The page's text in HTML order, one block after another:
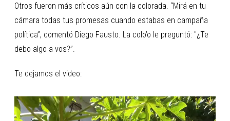
Otros fueron más críticos aún con la colorada. “Mirá en tu
cámara todas tus promesas cuando estabas en campaña
política”, comentó Diego Fausto. La colo’o le preguntó: "¿Te
debo algo a vos?”.
Te dejamos el video: